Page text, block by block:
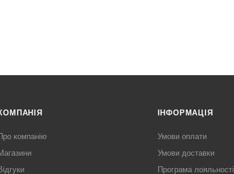
компанію
ІНФОРМАЦІЯ
Умови оплати
Умови доставки
Програма лояльності